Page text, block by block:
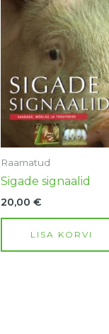
Raamatud
Sigade signaalid
20,00€
LISA KORVI